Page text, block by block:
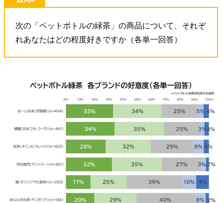
次の「ペットボトルの緑茶」の商品について、それぞ
れあなたはどの程度好きですか（各単一回答）